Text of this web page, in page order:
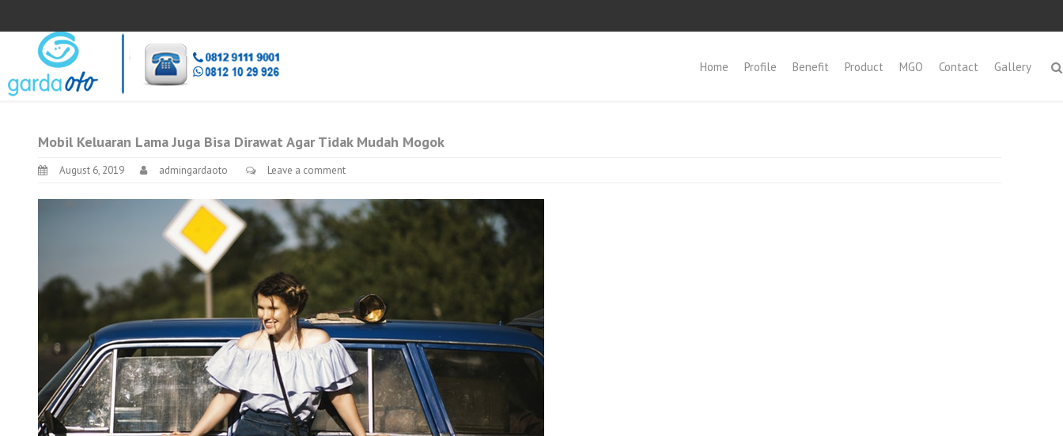
Home Profile Benefit Product MGO Contact Gallery
Mobil Keluaran Lama Juga Bisa Dirawat Agar Tidak Mudah Mogok
August 6, 2019 admingardaoto Leave a comment